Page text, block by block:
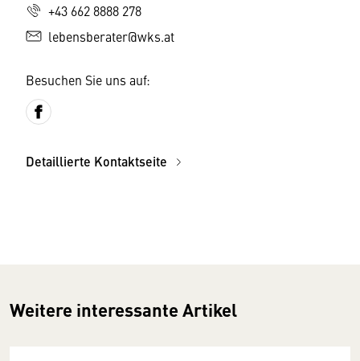
+43 662 8888 278
lebensberater@wks.at
Besuchen Sie uns auf:
Detaillierte Kontaktseite
Weitere interessante Artikel